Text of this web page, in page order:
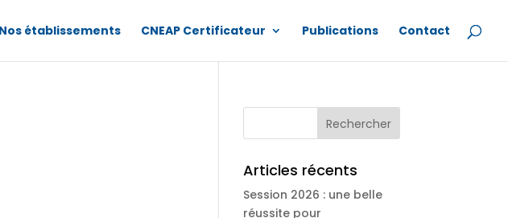
Nos établissements CNEAP Certificateur Publications Contact
Articles récents
Session 2026 : une belle
réussite pour